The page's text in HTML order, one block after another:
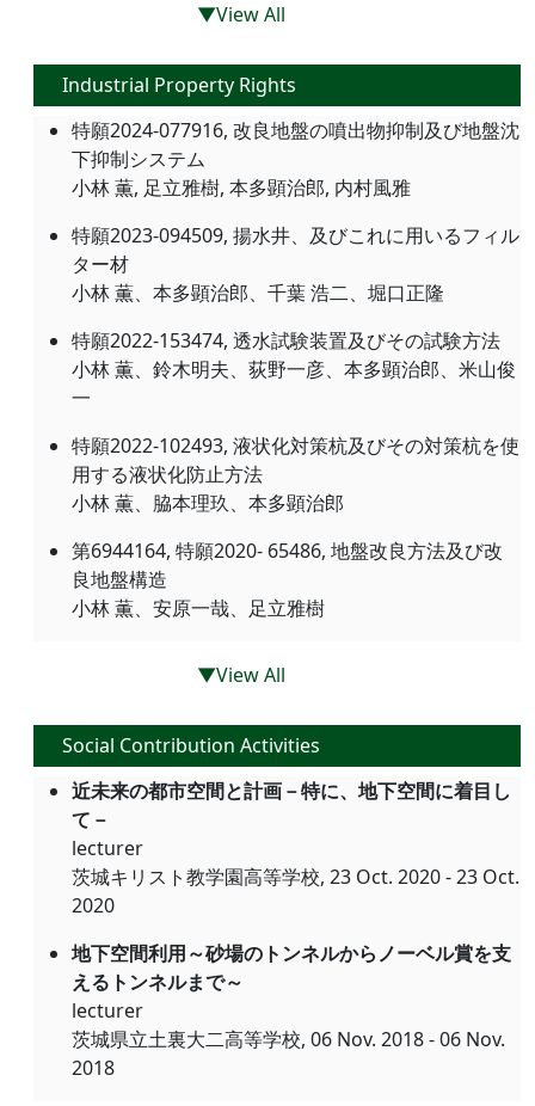
▼View All
Industrial Property Rights
特願2024-077916, 改良地盤の噴出物抑制及び地盤沈
下抑制システム
小林 薫, 足立雅樹, 本多顕治郎, 内村風雅
特願2023-094509, 揚水井、及びこれに用いるフィル
ター材
小林 薫、本多顕治郎、千葉 浩二、堀口正隆
特願2022-153474, 透水試験装置及びその試験方法
小林 薫、鈴木明夫、荻野一彦、本多顕治郎、米山俊
一
特願2022-102493, 液状化対策杭及びその対策杭を使
用する液状化防止方法
小林 薫、脇本理玖、本多顕治郎
第6944164, 特願2020- 65486, 地盤改良方法及び改
良地盤構造
小林 薫、安原一哉、足立雅樹
▼View All
Social Contribution Activities
近未来の都市空間と計画－特に、地下空間に着目し
て－
lecturer
茨城キリスト教学園高等学校, 23 Oct. 2020 - 23 Oct.
2020
地下空間利用～砂場のトンネルからノーベル賞を支
えるトンネルまで～
lecturer
茨城県立土裏大二高等学校, 06 Nov. 2018 - 06 Nov.
2018